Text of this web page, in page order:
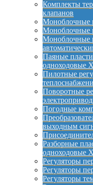
Комплекты
клапанов
Моноблочные
Моноблочные
Моноблочные
Паяные
одноходовые
Пилотные
Поворотные
Погодные
выходным
Разборные
одноходовые
Регуляторы
Регуляторы
Регуляторы